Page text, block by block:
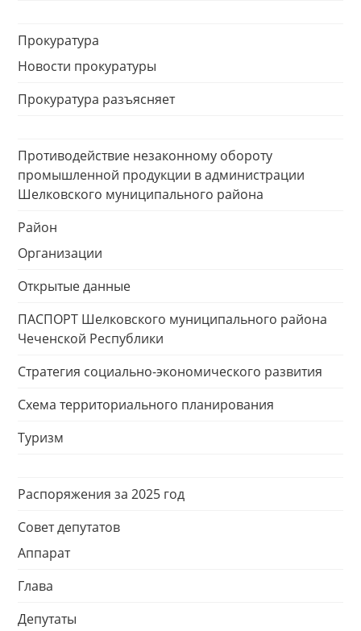
Прокуратура
Новости прокуратуры
Прокуратура разъясняет
Противодействие незаконному обороту
промышленной продукции в администрации
Шелковского муниципального района
Район
Организации
Открытые данные
ПАСПОРТ Шелковского муниципального района
Чеченской Республики
Стратегия социально-экономического развития
Схема территориального планирования
Туризм
Распоряжения за 2025 год
Совет депутатов
Аппарат
Глава
Депутаты